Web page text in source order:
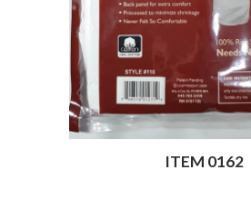
ITEM 0162